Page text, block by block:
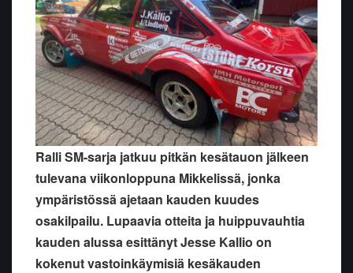
Ralli SM-sarja jatkuu pitkän kesätauon jälkeen
tulevana viikonloppuna Mikkelissä, jonka
ympäristössä ajetaan kauden kuudes
osakilpailu. Lupaavia otteita ja huippuvauhtia
kauden alussa esittänyt Jesse Kallio on
kokenut vastoinkäymisiä kesäkauden